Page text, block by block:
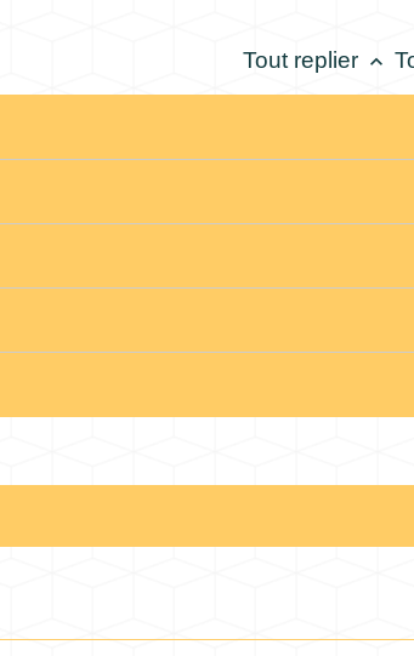
Tout replier keyboard_arrow_up